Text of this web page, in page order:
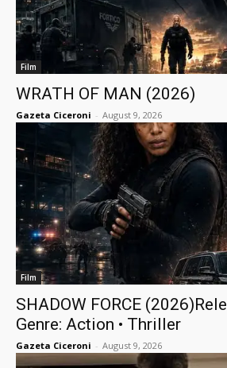
Film
WRATH OF MAN (2026)
Gazeta Ciceroni - August 9, 2026
Film
SHADOW FORCE
Genre: Action • Thriller
Gazeta Ciceroni - August 9, 2026